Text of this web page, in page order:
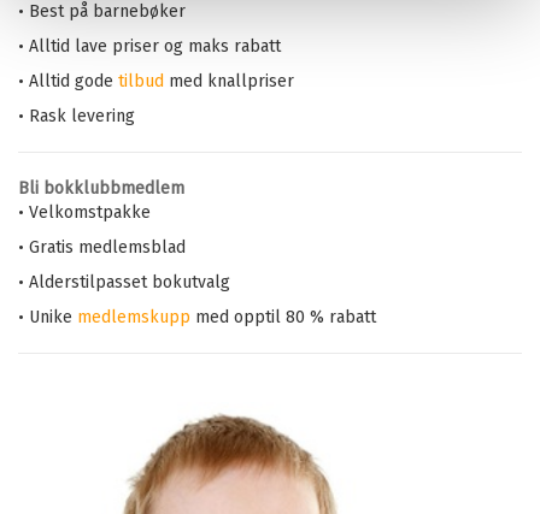
• Best på barnebøker
• Alltid lave priser og maks rabatt
• Alltid gode tilbud med knallpriser
• Rask levering
Bli bokklubbmedlem
• Velkomstpakke
• Gratis medlemsblad
• Alderstilpasset bokutvalg
• Unike medlemskupp med opptil 80 % rabatt